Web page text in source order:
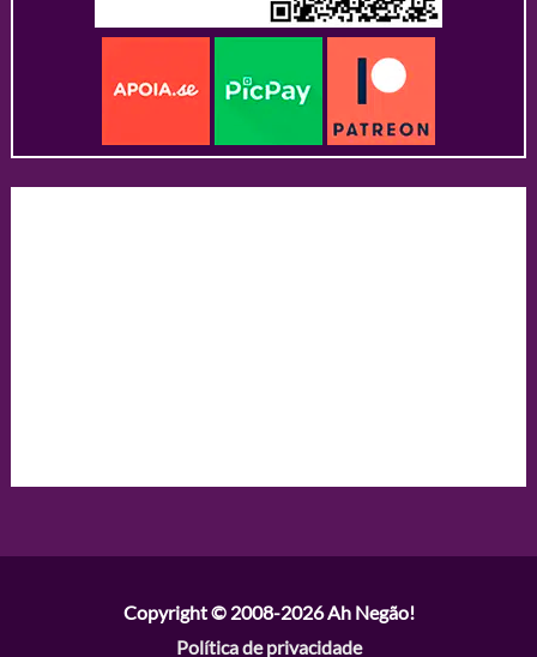
Copyright © 2008-2026Ah Negão!
Política de privacidade